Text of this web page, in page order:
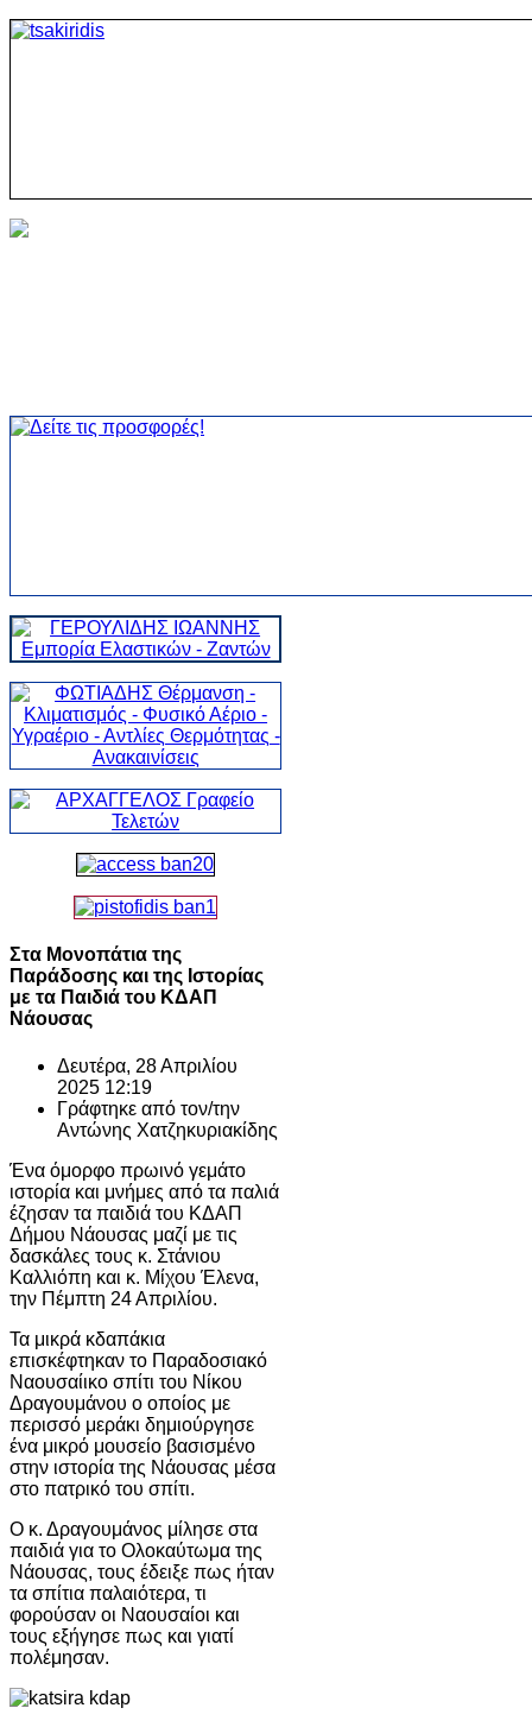
Στα Μονοπάτια της
Παράδοσης και της Ιστορίας
με τα Παιδιά του ΚΔΑΠ
Νάουσας
Δευτέρα, 28 Απριλίου
2025 12:19
Γράφτηκε από τον/την
Αντώνης Χατζηκυριακίδης
Ένα όμορφο πρωινό γεμάτο
ιστορία και μνήμες από τα παλιά
έζησαν τα παιδιά του ΚΔΑΠ
Δήμου Νάουσας μαζί με τις
δασκάλες τους κ. Στάνιου
Καλλιόπη και κ. Μίχου Έλενα,
την Πέμπτη 24 Απριλίου.
Τα μικρά κδαπάκια
επισκέφτηκαν το Παραδοσιακό
Ναουσαίικο σπίτι του Νίκου
Δραγουμάνου ο οποίος με
περισσό μεράκι δημιούργησε
ένα μικρό μουσείο βασισμένο
στην ιστορία της Νάουσας μέσα
στο πατρικό του σπίτι.
Ο κ. Δραγουμάνος μίλησε στα
παιδιά για το Ολοκαύτωμα της
Νάουσας, τους έδειξε πως ήταν
τα σπίτια παλαιότερα, τι
φορούσαν οι Ναουσαίοι και
τους εξήγησε πως και γιατί
πολέμησαν.